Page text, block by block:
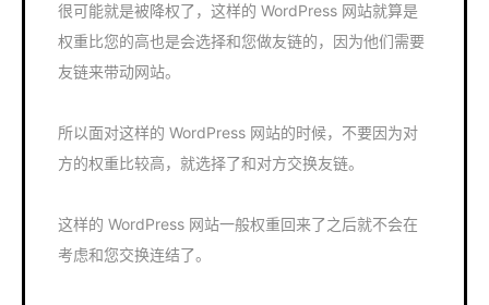
很可能就是被降权了，这样的 WordPress 网站就算是
权重比您的高也是会选择和您做友链的，因为他们需要
友链来带动网站。
所以面对这样的 WordPress 网站的时候，不要因为对
方的权重比较高，就选择了和对方交换友链。
这样的 WordPress 网站一般权重回来了之后就不会在
考虑和您交换连结了。